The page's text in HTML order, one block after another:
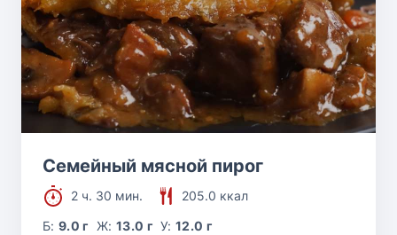
Семейный мясной пирог
2 ч. 30 мин.
205.0 ккал
Б:9.0 г Ж: 13.0 г У:12.0 г